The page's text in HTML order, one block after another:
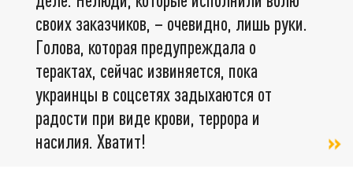
своих заказчиков, – очевидно, лишь руки.
Голова, которая предупреждала о
терактах, сейчас извиняется, пока
украинцы в соцсетях задыхаются от
радости при виде крови, террора и
насилия. Хватит!